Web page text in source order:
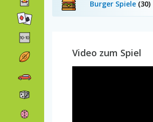
Burger Spiele (30)
Video zum Spiel